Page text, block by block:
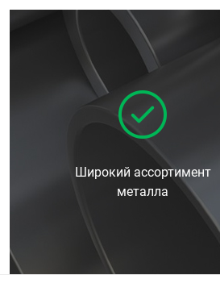
Широкий ассортимент
металла